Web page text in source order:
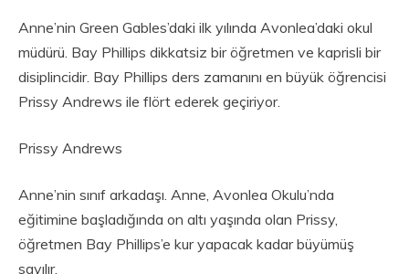
Anne’nin Green Gables’daki ilk yılında Avonlea’daki okul
müdürü. Bay Phillips dikkatsiz bir öğretmen ve kaprisli bir
disiplincidir. Bay Phillips ders zamanını en büyük öğrencisi
Prissy Andrews ile flört ederek geçiriyor.
Prissy Andrews
Anne’nin sınıf arkadaşı. Anne, Avonlea Okulu’nda
eğitimine başladığında on altı yaşında olan Prissy,
öğretmen Bay Phillips’e kur yapacak kadar büyümüş
sayılır.